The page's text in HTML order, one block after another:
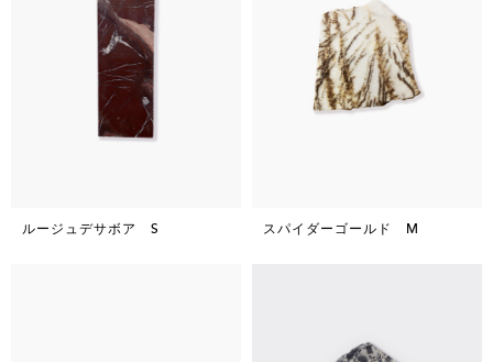
ルージュデサボア S スパイダーゴールド M